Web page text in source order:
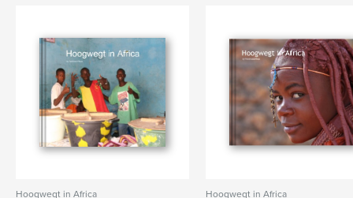
Hoogwegt in Africa Hoogwegt in Africa